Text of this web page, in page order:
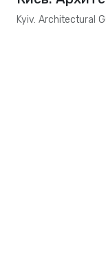
Kyiv. Architectural